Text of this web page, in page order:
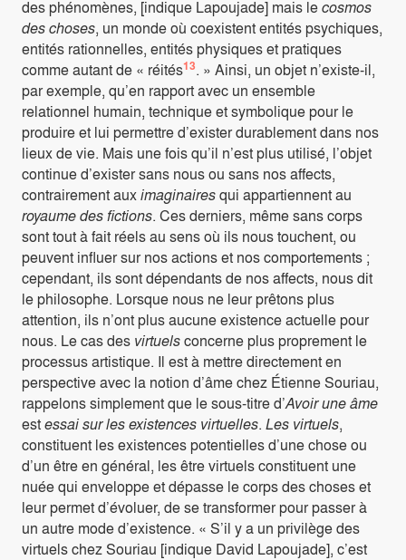
des phénomènes, [indique Lapoujade] mais lecosmos
des choses, un monde où coexistent entités psychiques,
entités rationnelles, entités physiques et pratiques
comme autant de « réités13. » Ainsi, un objet n’existe-il,
par exemple, qu’en rapport avec un ensemble
relationnel humain, technique et symbolique pour le
produire et lui permettre d’exister durablement dans nos
lieux de vie. Mais une fois qu’il n’est plus utilisé, l’objet
continue d’exister sans nous ou sans nos affects,
contrairement auximaginairesqui appartiennent au
royaume des fictions. Ces derniers, même sans corps
sont tout à fait réels au sens où ils nous touchent, ou
peuvent influer sur nos actions et nos comportements ;
cependant, ils sont dépendants de nos affects, nous dit
le philosophe. Lorsque nous ne leur prêtons plus
attention, ils n’ont plus aucune existence actuelle pour
nous. Le cas des virtuelsconcerne plus proprement le
processus artistique. Il est à mettre directement en
perspective avec la notion d’âme chez Étienne Souriau,
rappelons simplement que le sous-titre d’Avoir une âme
estessai sur les existences virtuelles. Les virtuels,
constituent les existences potentielles d’une chose ou
d’un être en général, les être virtuels constituent une
nuée qui enveloppe et dépasse le corps des choses et
leur permet d’évoluer, de se transformer pour passer à
un autre mode d’existence. « S’il y a un privilège des
virtuels chez Souriau [indique David Lapoujade], c’est